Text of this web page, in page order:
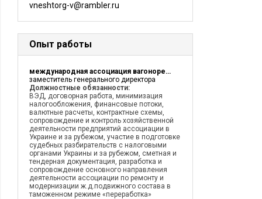
vneshtorg-v@rambler.ru
Опыт работы
международная ассоциация вагоноремонтных предприятий
заместитель генерального директора
Должностные обязанности:
ВЭД, договорная работа, минимизация
налогообложения, финансовые потоки,
валютные расчеты, контрактные схемы,
сопровождение и контроль хозяйственной
деятельности предприятий ассоциации в
Украине и за рубежом, участие в подготовке
судебных разбирательств с налоговыми
органами Украины и за рубежом, сметная и
тендерная документация, разработка и
сопровождение основного направления
деятельности ассоциации по ремонту и
модернизации ж.д.подвижного состава в
таможенном режиме «переработка»